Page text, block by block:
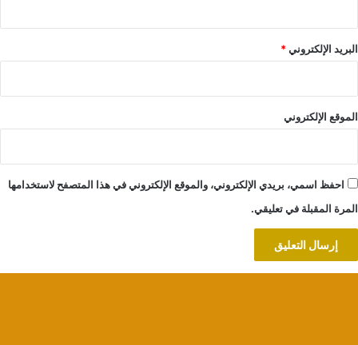
البريد الإلكتروني*
الموقع الإلكتروني
احفظ اسمي، بريدي الإلكتروني، والموقع الإلكتروني في هذا المتصفح لاستخدامها
المرة المقبلة في تعليقي.